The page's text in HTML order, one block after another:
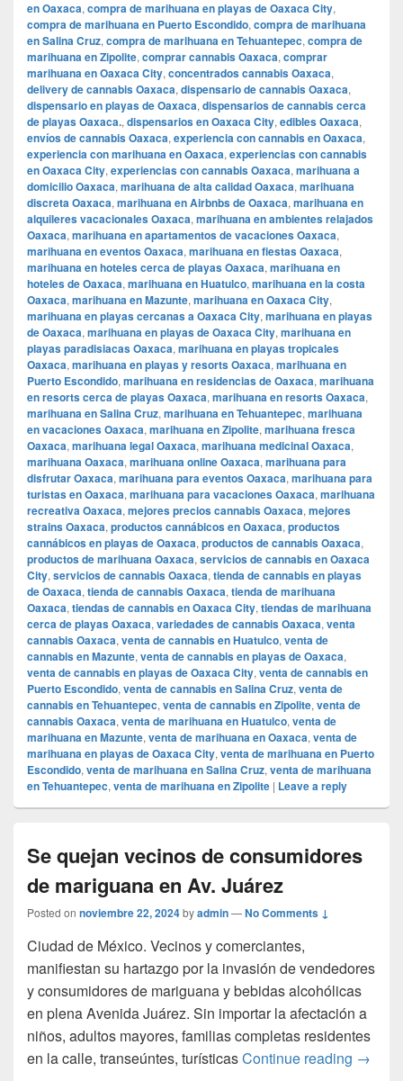
en Oaxaca, compra de marihuana en playas de Oaxaca City,
compra de marihuana en Puerto Escondido, compra de marihuana
en Salina Cruz, compra de marihuana en Tehuantepec, compra de
marihuana en Zipolite, comprar cannabis Oaxaca, comprar
marihuana en Oaxaca City, concentrados cannabis Oaxaca,
delivery de cannabis Oaxaca, dispensario de cannabis Oaxaca,
dispensario en playas de Oaxaca, dispensarios de cannabis cerca
de playas Oaxaca., dispensarios en Oaxaca City, edibles Oaxaca,
envíos de cannabis Oaxaca, experiencia con cannabis en Oaxaca,
experiencia con marihuana en Oaxaca, experiencias con cannabis
en Oaxaca City, experiencias con cannabis Oaxaca, marihuana a
domicilio Oaxaca, marihuana de alta calidad Oaxaca, marihuana
discreta Oaxaca, marihuana en Airbnbs de Oaxaca, marihuana en
alquileres vacacionales Oaxaca, marihuana en ambientes relajados
Oaxaca, marihuana en apartamentos de vacaciones Oaxaca,
marihuana en eventos Oaxaca, marihuana en fiestas Oaxaca,
marihuana en hoteles cerca de playas Oaxaca, marihuana en
hoteles de Oaxaca, marihuana en Huatulco, marihuana en la costa
Oaxaca, marihuana en Mazunte, marihuana en Oaxaca City,
marihuana en playas cercanas a Oaxaca City, marihuana en playas
de Oaxaca, marihuana en playas de Oaxaca City, marihuana en
playas paradisiacas Oaxaca, marihuana en playas tropicales
Oaxaca, marihuana en playas y resorts Oaxaca, marihuana en
Puerto Escondido, marihuana en residencias de Oaxaca, marihuana
en resorts cerca de playas Oaxaca, marihuana en resorts Oaxaca,
marihuana en Salina Cruz, marihuana en Tehuantepec, marihuana
en vacaciones Oaxaca, marihuana en Zipolite, marihuana fresca
Oaxaca, marihuana legal Oaxaca, marihuana medicinal Oaxaca,
marihuana Oaxaca, marihuana online Oaxaca, marihuana para
disfrutar Oaxaca, marihuana para eventos Oaxaca, marihuana para
turistas en Oaxaca, marihuana para vacaciones Oaxaca, marihuana
recreativa Oaxaca, mejores precios cannabis Oaxaca, mejores
strains Oaxaca, productos cannábicos en Oaxaca, productos
cannábicos en playas de Oaxaca, productos de cannabis Oaxaca,
productos de marihuana Oaxaca, servicios de cannabis en Oaxaca
City, servicios de cannabis Oaxaca, tienda de cannabis en playas
de Oaxaca, tienda de cannabis Oaxaca, tienda de marihuana
Oaxaca, tiendas de cannabis en Oaxaca City, tiendas de marihuana
cerca de playas Oaxaca, variedades de cannabis Oaxaca, venta
cannabis Oaxaca, venta de cannabis en Huatulco, venta de
cannabis en Mazunte, venta de cannabis en playas de Oaxaca,
venta de cannabis en playas de Oaxaca City, venta de cannabis en
Puerto Escondido, venta de cannabis en Salina Cruz, venta de
cannabis en Tehuantepec, venta de cannabis en Zipolite, venta de
cannabis Oaxaca, venta de marihuana en Huatulco, venta de
marihuana en Mazunte, venta de marihuana en Oaxaca, venta de
marihuana en playas de Oaxaca City, venta de marihuana en Puerto
Escondido, venta de marihuana en Salina Cruz, venta de marihuana
en Tehuantepec, venta de marihuana en Zipolite | Leave a reply
Se quejan vecinos de consumidores
de mariguana en Av. Juárez
Posted on noviembre 22, 2024byadmin—No Comments ↓
Ciudad de México. Vecinos y comerciantes,
manifiestan su hartazgo por la invasión de vendedores
y consumidores de mariguana y bebidas alcohólicas
en plena Avenida Juárez. Sin importar la afectación a
niños, adultos mayores, familias completas residentes
en la calle, transeúntes, turísticasContinue reading Se
→